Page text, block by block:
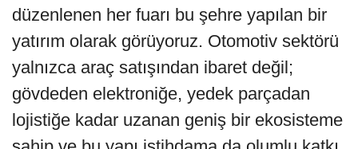
düzenlenen her fuarı bu şehre yapılan bir
yatırım olarak görüyoruz. Otomotiv sektörü
yalnızca araç satışından ibaret değil;
gövdeden elektroniğe, yedek parçadan
lojistiğe kadar uzanan geniş bir ekosisteme